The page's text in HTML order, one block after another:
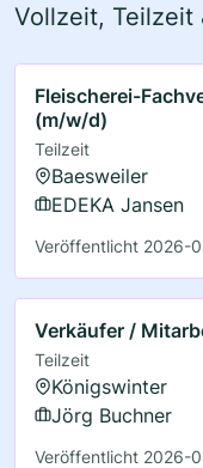
Vollzeit, Teilzeit
Fleischerei-
(m/w/d)
Teilzeit
Baesweiler
EDEKA Jansen
Veröffentlicht 2026-
Verkäufer /
Teilzeit
Königswinter
Jörg Buchner
Veröffentlicht 2026-